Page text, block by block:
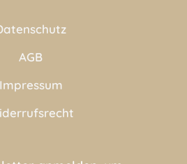
AGB
Impressum